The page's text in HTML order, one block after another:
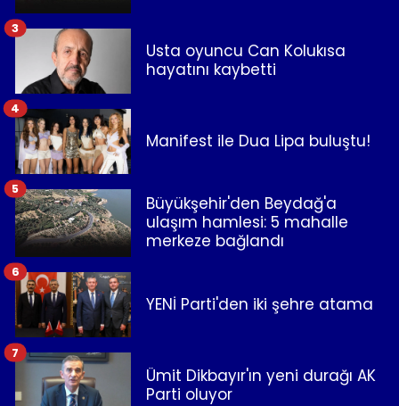
Usta oyuncu Can Kolukısa
hayatını kaybetti
3
Manifest ile Dua Lipa buluştu!
4
Büyükşehir'den Beydağ'a
ulaşım hamlesi: 5 mahalle
merkeze bağlandı
5
YENİ Parti'den iki şehre atama
6
Ümit Dikbayır'ın yeni durağı AK
Parti oluyor
7